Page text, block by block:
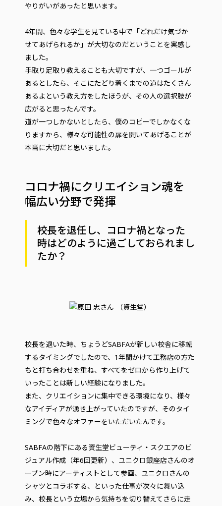
やりがいがあったと思います。
4年間、色々な学生を見ている中で「どれだけ気づか
せてあげられるか」が大切なのだということを実感し
ました。
手取り足取り教えることも大切ですが、一つゴールが
あるとしたら、そこにたどり着くまでの道はたくさん
あるよという教え方をしたほうが、その人の選択肢が
広がると思ったんです。
道が一つしかないとしたら、僕のコピーでしかなくな
りますから、様々な可能性の扉を開いてあげることが
本当に大切だと思いました。
コロナ禍にクリエイション魂を
幅広い分野で発揮
校長を退任し、コロナ禍となった
時はどのように過ごしておられまし
たか？
校長を退いた時、ちょうどSABFAが新しい校舎に移転
するタイミングでしたので、1年間かけて工務店の方た
ちと打ち合わせを重ね、すべてをゼロから作り上げて
いったことは新しい経験になりました。
また、クリエイションに集中できる環境になり、様々
なアイディアが湧き上がっていたのですが、そのタイ
ミングで色々なオファーをいただいたんです。
SABFAの階下にある資生堂ビューティ・スクエアのビ
ジュアル作成（年6回更新）、ユニクロ銀座店さんのオ
ープン時にアーティストとして参画、ユニクロさんの
シャツとコラボする、といった仕事が次々に舞い込
み、校長という立場から気持ちを切り替えてさらに走